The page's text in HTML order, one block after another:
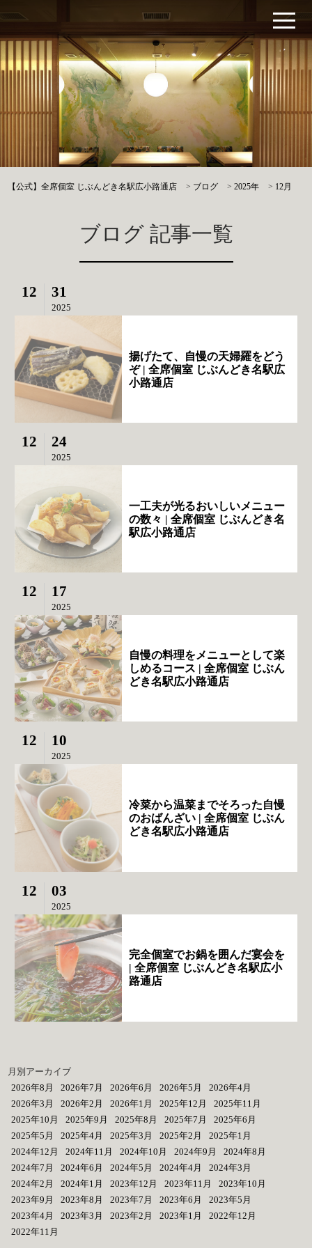
【公式】全席個室 じぶんどき名駅広小路通店 > ブログ >2025年 > 12月
ブログ 記事一覧
12 31
2025
揚げたて、自慢の天婦羅をどう
ぞ | 全席個室 じぶんどき名駅広
小路通店
12 24
2025
一工夫が光るおいしいメニュー
の数々 | 全席個室 じぶんどき名
駅広小路通店
12 17
2025
自慢の料理をメニューとして楽
しめるコース | 全席個室 じぶん
どき名駅広小路通店
12 10
2025
冷菜から温菜までそろった自慢
のおばんざい | 全席個室 じぶん
どき名駅広小路通店
12 03
2025
完全個室でお鍋を囲んだ宴会を
| 全席個室 じぶんどき名駅広小
路通店
月別アーカイブ
2026年8月
2026年7月 2026年6月 2026年5月
2026年4月
2026年3月
2026年2月 2026年1月 2025年12月
2025年11月
2025年10月
2025年9月 2025年8月 2025年7月
2025年6月
2025年5月
2025年4月 2025年3月 2025年2月
2025年1月
2024年12月
2024年11月 2024年10月 2024年9月
2024年8月
2024年7月
2024年6月 2024年5月 2024年4月
2024年3月
2024年2月
2024年1月 2023年12月 2023年11月
2023年10月
2023年9月
2023年8月 2023年7月 2023年6月
2023年5月
2023年4月
2023年3月 2023年2月 2023年1月
2022年12月
2022年11月